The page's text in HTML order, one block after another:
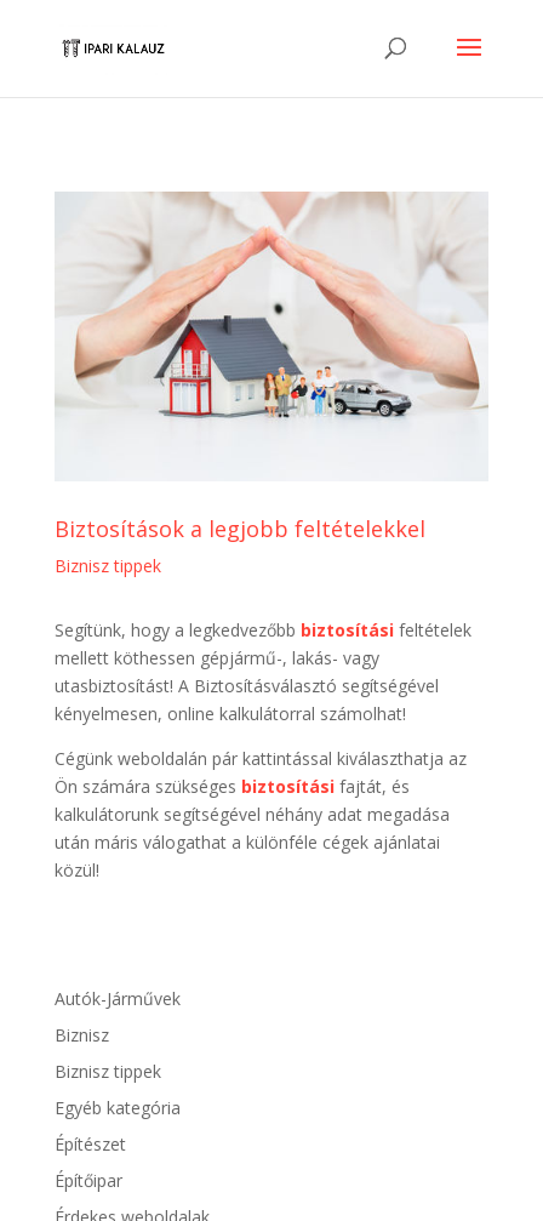
Biztosítások a legjobb feltételekkel
Biznisz tippek
Segítünk, hogy a legkedvezőbb biztosítási feltételek
mellett köthessen gépjármű-, lakás- vagy
utasbiztosítást! A Biztosításválasztó segítségével
kényelmesen, online kalkulátorral számolhat!
Cégünk weboldalán pár kattintással kiválaszthatja az
Ön számára szükséges biztosítási fajtát, és
kalkulátorunk segítségével néhány adat megadása
után máris válogathat a különféle cégek ajánlatai
közül!
Autók-Járművek
Biznisz
Biznisz tippek
Egyéb kategória
Építészet
Építőipar